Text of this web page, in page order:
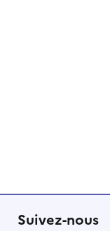
Suivez-nous